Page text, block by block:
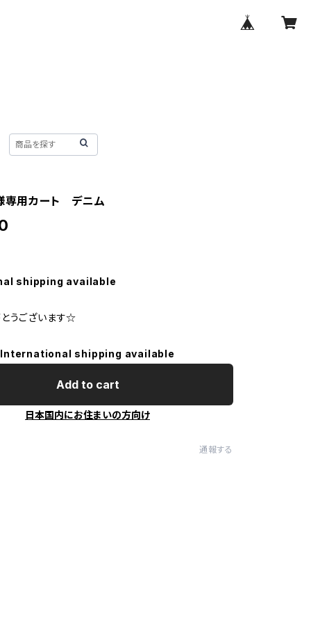
用カート デニム
shipping available
うございます☆
International shipping available
Add to cart
日本国内にお住まいの方向け
通報する